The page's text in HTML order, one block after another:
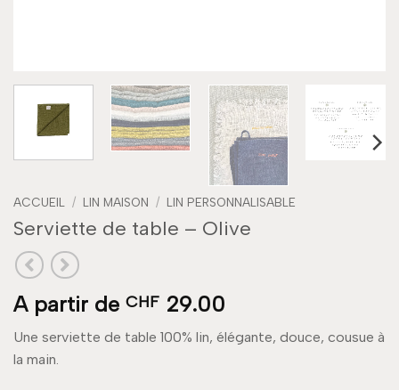
ACCUEIL / LIN MAISON / LIN PERSONNALISABLE
Serviette de table – Olive
A partir de CHF 29.00
Une serviette de table 100% lin, élégante, douce, cousue à
la main.